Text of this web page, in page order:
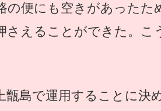
の便にも空きがあったた
さえることができた。こ
甑島で運用することに決